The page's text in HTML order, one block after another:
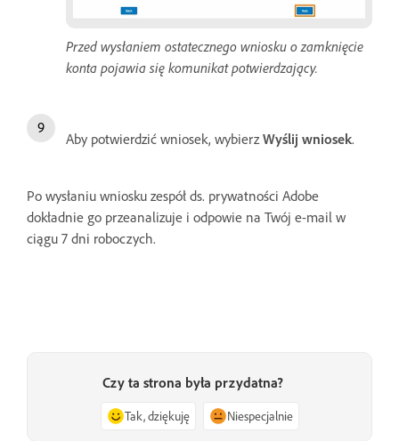
Przed wysłaniem ostatecznego wniosku o zamknięcie
konta pojawia się komunikat potwierdzający.
Aby potwierdzić wniosek, wybierz Wyślij wniosek.
Po wysłaniu wniosku zespół ds. prywatności Adobe
dokładnie go przeanalizuje i odpowie na Twój e-mail w
ciągu 7 dni roboczych.
Czy ta strona była przydatna?
Tak, dziękuję Niespecjalnie